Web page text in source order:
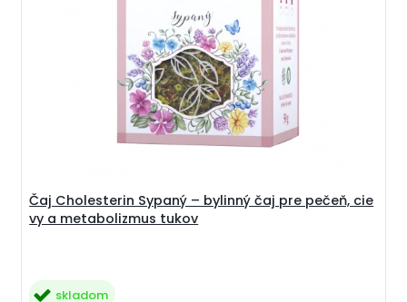
Čaj Cholesterin Sypaný – bylinný čaj pre pečeň, cie
vy a metabolizmus tukov
skladom